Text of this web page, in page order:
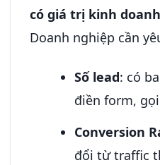
có giá trị kinh doanh
Doanh nghiệp cần
Số lead: có
điền form,
Conversion
đổi từ traffic